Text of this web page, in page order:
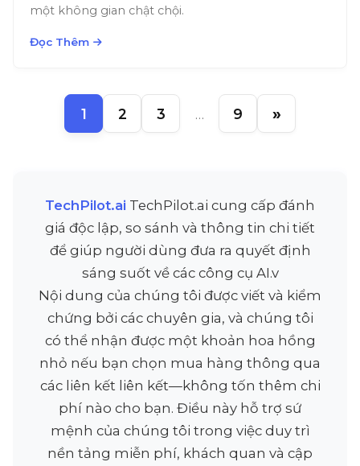
một không gian chật chội.
Đọc Thêm
1 2 3 … 9 »
TechPilot.ai TechPilot.ai cung cấp đánh
giá độc lập, so sánh và thông tin chi tiết
để giúp người dùng đưa ra quyết định
sáng suốt về các công cụ AI.v
Nội dung của chúng tôi được viết và kiểm
chứng bởi các chuyên gia, và chúng tôi
có thể nhận được một khoản hoa hồng
nhỏ nếu bạn chọn mua hàng thông qua
các liên kết liên kết—không tốn thêm chi
phí nào cho bạn. Điều này hỗ trợ sứ
mệnh của chúng tôi trong việc duy trì
nền tảng miễn phí, khách quan và cập